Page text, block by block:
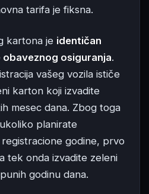
tarifa je fiksna.
kartona je identičan
osiguranja.
vašeg vozila ističe
karton koji izvadite
mesec dana. Zbog toga
planirate
godine, prvo
tek onda izvadite zeleni
godinu dana.